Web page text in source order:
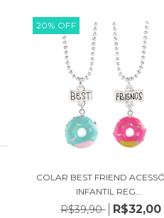
20% OFF
COLAR BEST FRIEND
INFANTIL REG...
R$39,90 R$32,00